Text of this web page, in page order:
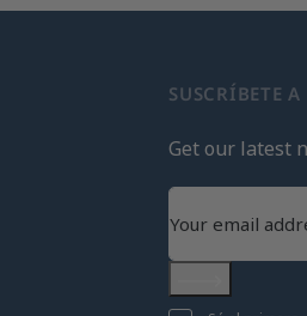
SUSCRÍBETE
Get our latest
Subscribe